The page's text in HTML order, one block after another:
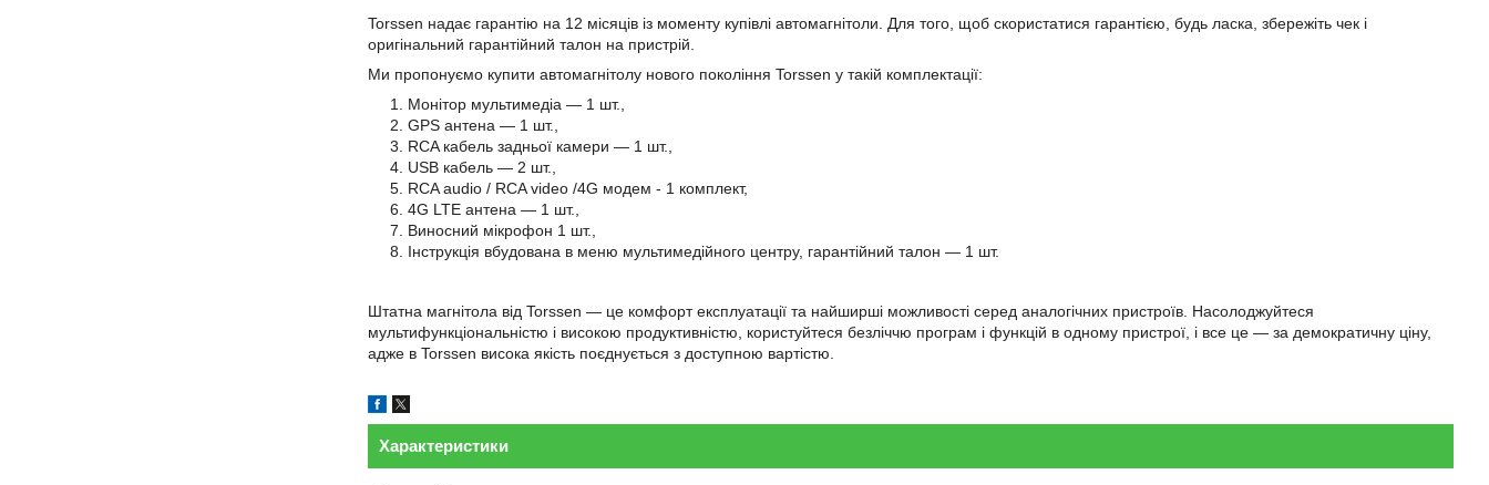
Torssen надає гарантію на 12 місяців із моменту купівлі автомагнітоли. Для того, щоб скористатися гарантією, будь ласка, збережіть чек і
оригінальний гарантійний талон на пристрій.
Ми пропонуємо купити автомагнітолу нового покоління Torssen у такій комплектації:
Монітор мультимедіа — 1 шт.,
GPS антена — 1 шт.,
RCA кабель задньої камери — 1 шт.,
USB кабель — 2 шт.,
RCA audio / RCA video /4G модем - 1 комплект,
4G LTE антена — 1 шт.,
Виносний мікрофон 1 шт.,
Інструкція вбудована в меню мультимедійного центру, гарантійний талон — 1 шт.
Штатна магнітола від Torssen — це комфорт експлуатації та найширші можливості серед аналогічних пристроїв. Насолоджуйтеся
мультифункціональністю і високою продуктивністю, користуйтеся безліччю програм і функцій в одному пристрої, і все це — за демократичну ціну,
адже в Torssen висока якість поєднується з доступною вартістю.
Характеристики